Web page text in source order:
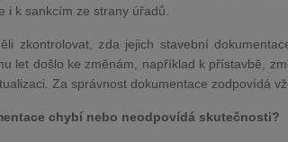
i k sankcím ze strany úřadů.
zkontrolovat, zda jejich stavební
let došlo ke změnám, například k přístavbě,
Za správnost dokumentace zodpovídá
chybí nebo neodpovídá skutečnosti?